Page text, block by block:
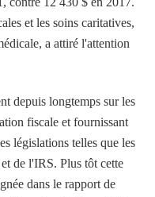
et les soins caritatives,
a attiré l'attention
depuis longtemps sur les
fiscale et fournissant
législations telles que les
de l'IRS. Plus tôt cette
dans le rapport de